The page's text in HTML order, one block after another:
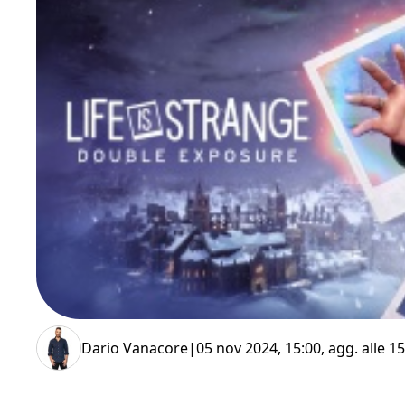
Dario Vanacore|05 nov 2024, 15:00, agg. alle